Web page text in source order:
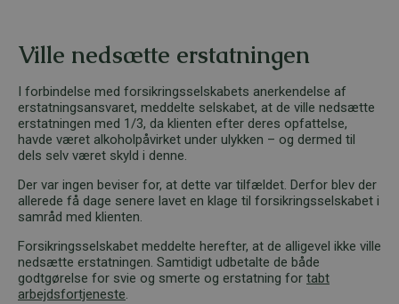
Ville nedsætte erstatningen
I forbindelse med forsikringsselskabets anerkendelse af
erstatningsansvaret, meddelte selskabet, at de ville nedsætte
erstatningen med 1/3, da klienten efter deres opfattelse,
havde været alkoholpåvirket under ulykken – og dermed til
dels selv været skyld i denne.
Der var ingen beviser for, at dette var tilfældet. Derfor blev der
allerede få dage senere lavet en klage til forsikringsselskabet i
samråd med klienten.
Forsikringsselskabet meddelte herefter, at de alligevel ikke ville
nedsætte erstatningen. Samtidigt udbetalte de både
godtgørelse for svie og smerte og erstatning for tabt
arbejdsfortjeneste.